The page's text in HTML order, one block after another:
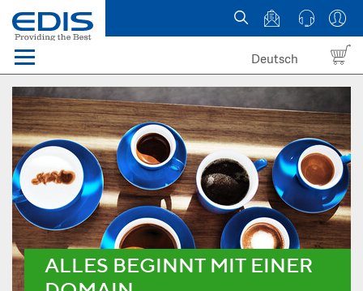
Menü
Domain names
Hosting
News
about EDIS
Deutsch
ALLES BEGINNT MIT EINER